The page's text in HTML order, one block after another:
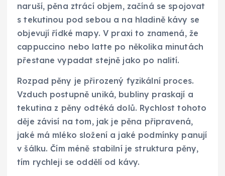
naruší, pěna ztrácí objem, začíná se spojovat
s tekutinou pod sebou a na hladině kávy se
objevují řídké mapy. V praxi to znamená, že
cappuccino nebo latte po několika minutách
přestane vypadat stejně jako po nalití.
Rozpad pěny je přirozený fyzikální proces.
Vzduch postupně uniká, bubliny praskají a
tekutina z pěny odtéká dolů. Rychlost tohoto
děje závisí na tom, jak je pěna připravená,
jaké má mléko složení a jaké podmínky panují
v šálku. Čím méně stabilní je struktura pěny,
tím rychleji se oddělí od kávy.